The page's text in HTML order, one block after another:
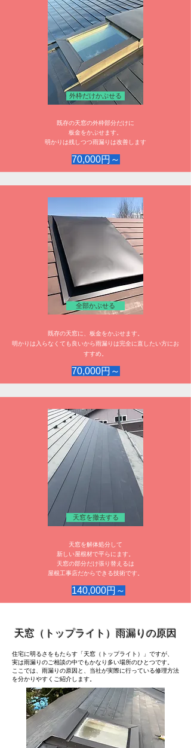
外枠だけかぶせる
既存の天窓の外枠部分だけに
板金をかぶせます。
明かりは残しつつ雨漏りは改善します
70,000円～
全部かぶせる
既存の天窓に、板金をかぶせます。
​明かりは入らなくても良いから雨漏りは完全に直したい方にお
すすめ。
70,000円～
天窓を撤去する
天窓を解体処分して
新しい屋根材で平らにます。
天窓の部分だけ張り替えるは
​屋根工事店だからできる技術です。
140,000円～
天窓（トップライト）雨漏りの原因
住宅に明るさをもたらす「天窓（トップライト）」ですが、
実は雨漏りのご相談の中でもかなり多い場所のひとつです。
ここでは、雨漏りの原因と、当社が実際に行っている修理方法
を分かりやすくご紹介します。